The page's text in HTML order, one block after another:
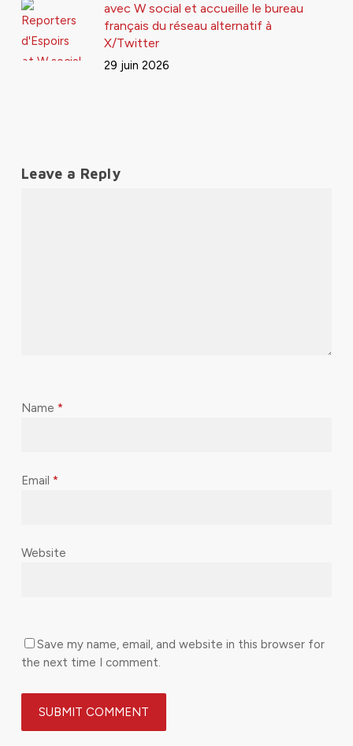
avec W social et accueille le bureau
français du réseau alternatif à
X/Twitter
29 juin 2026
Leave a Reply
Name *
Email *
Website
Save my name, email, and website in this browser for
the next time I comment.